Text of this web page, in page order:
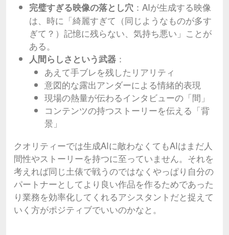
完璧すぎる映像の落とし穴 ：AIが生成する映像
は、時に「綺麗すぎて（同じようなものが多す
ぎて？）記憶に残らない、気持ち悪い」ことが
ある。
人間らしさという武器 ：
あえて手ブレを残したリアリティ
意図的な露出アンダーによる情緒的表現
現場の熱量が伝わるインタビューの「間」
コンテンツの持つストーリーを伝える「背
景」
クオリティーでは生成AIに敵わなくてもAIはまだ人
間性やストーリーを持つに至っていません。それを
考えれば同じ土俵で戦うのではなくやっぱり自分の
パートナーとしてより良い作品を作るためであった
り業務を効率化してくれるアシスタントだと捉えて
いく方がポジティブでいいのかなと。